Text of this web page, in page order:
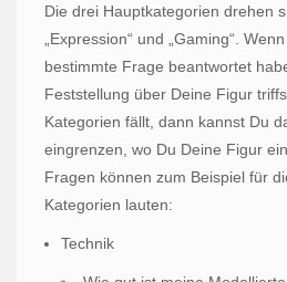
Die drei Hauptkategorien drehen
„Expression“ und „Gaming“.
bestimmte Frage beantwortet
Feststellung über Deine Figur
Kategorien fällt, dann kannst Du
eingrenzen, wo Du Deine Figur
Fragen können zum Beispiel für
Kategorien lauten:
Technik